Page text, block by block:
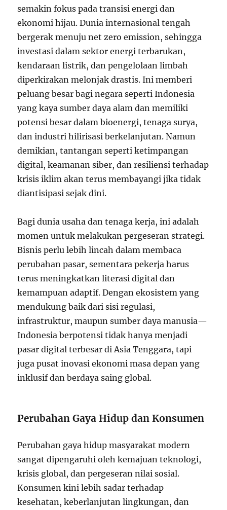
semakin fokus pada transisi energi dan
ekonomi hijau. Dunia internasional tengah
bergerak menuju net zero emission, sehingga
investasi dalam sektor energi terbarukan,
kendaraan listrik, dan pengelolaan limbah
diperkirakan melonjak drastis. Ini memberi
peluang besar bagi negara seperti Indonesia
yang kaya sumber daya alam dan memiliki
potensi besar dalam bioenergi, tenaga surya,
dan industri hilirisasi berkelanjutan. Namun
demikian, tantangan seperti ketimpangan
digital, keamanan siber, dan resiliensi terhadap
krisis iklim akan terus membayangi jika tidak
diantisipasi sejak dini.
Bagi dunia usaha dan tenaga kerja, ini adalah
momen untuk melakukan pergeseran strategi.
Bisnis perlu lebih lincah dalam membaca
perubahan pasar, sementara pekerja harus
terus meningkatkan literasi digital dan
kemampuan adaptif. Dengan ekosistem yang
mendukung baik dari sisi regulasi,
infrastruktur, maupun sumber daya manusia—
Indonesia berpotensi tidak hanya menjadi
pasar digital terbesar di Asia Tenggara, tapi
juga pusat inovasi ekonomi masa depan yang
inklusif dan berdaya saing global.
Perubahan Gaya Hidup dan Konsumen
Perubahan gaya hidup masyarakat modern
sangat dipengaruhi oleh kemajuan teknologi,
krisis global, dan pergeseran nilai sosial.
Konsumen kini lebih sadar terhadap
kesehatan, keberlanjutan lingkungan, dan